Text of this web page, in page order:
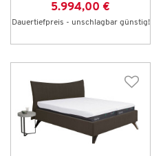
5.994,00 €
Dauertiefpreis - unschlagbar günstig!